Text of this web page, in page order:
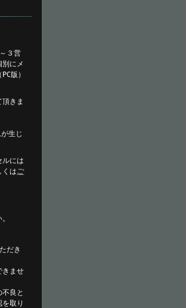
３営
にメ
版）
きま
生じ
には
くはご
だき
きませ
良と
取り